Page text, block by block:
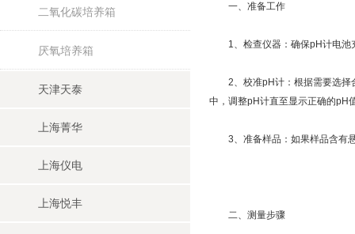
二氧化碳培养箱
厌氧培养箱
天津天泰
上海菁华
上海仪电
上海悦丰
一、准备工作
1、检查仪器：确保pH计电池
2、校准pH计：根据需要选择合
中，调整pH计直至显示正确的pH
3、准备样品：如果样品含有悬
二、测量步骤